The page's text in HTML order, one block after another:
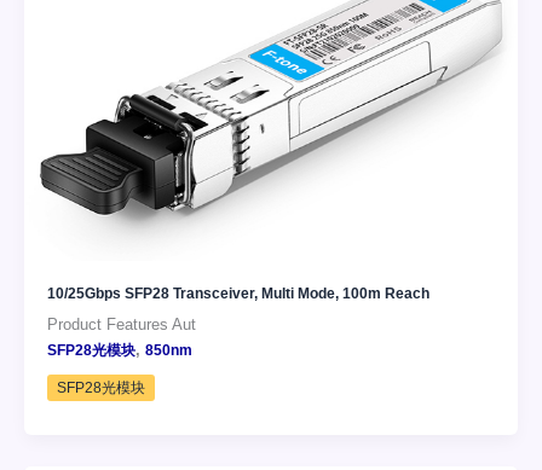
10/25Gbps SFP28 Transceiver, Multi Mode, 100m Reach
Product Features Aut
SFP28光模块, 850nm
SFP28光模块